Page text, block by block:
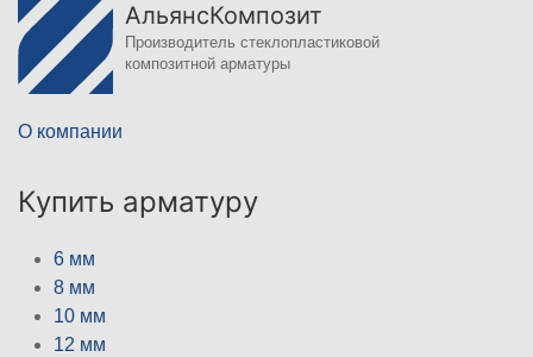
АльянсКомпозит
Производитель стеклопластиковой
композитной арматуры
О компании
Купить арматуру
6 мм
8 мм
10 мм
12 мм